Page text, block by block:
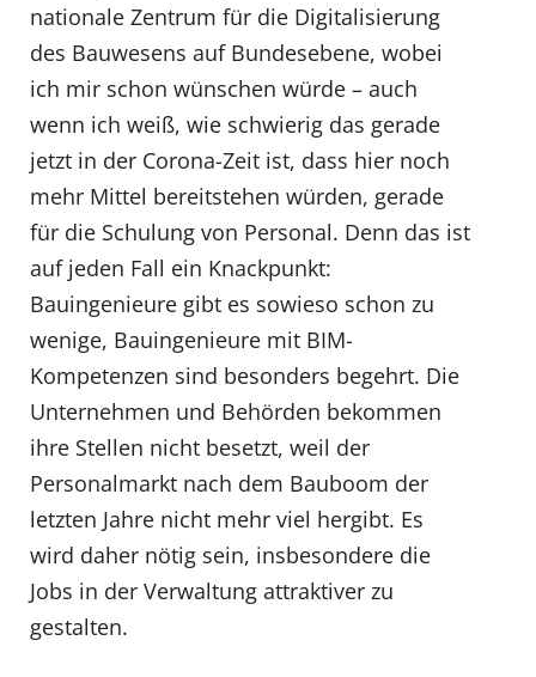
nationale Zentrum für die Digitalisierung
des Bauwesens auf Bundesebene, wobei
ich mir schon wünschen würde – auch
wenn ich weiß, wie schwierig das gerade
jetzt in der Corona-Zeit ist, dass hier noch
mehr Mittel bereitstehen würden, gerade
für die Schulung von Personal. Denn das ist
auf jeden Fall ein Knackpunkt:
Bauingenieure gibt es sowieso schon zu
wenige, Bauingenieure mit BIM-
Kompetenzen sind besonders begehrt. Die
Unternehmen und Behörden bekommen
ihre Stellen nicht besetzt, weil der
Personalmarkt nach dem Bauboom der
letzten Jahre nicht mehr viel hergibt. Es
wird daher nötig sein, insbesondere die
Jobs in der Verwaltung attraktiver zu
gestalten.